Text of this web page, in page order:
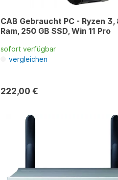
CAB Gebraucht PC - Ryzen 3,
Ram, 250 GB SSD, Win 11 Pro
sofort verfügbar
vergleichen
222,00 €